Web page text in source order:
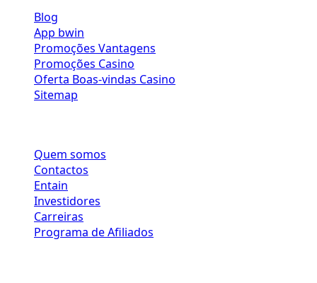
Blog
App bwin
Promoções Vantagens
Promoções Casino
Oferta Boas-vindas Casino
Sitemap
Quem somos
Contactos
Entain
Investidores
Carreiras
Programa de Afiliados